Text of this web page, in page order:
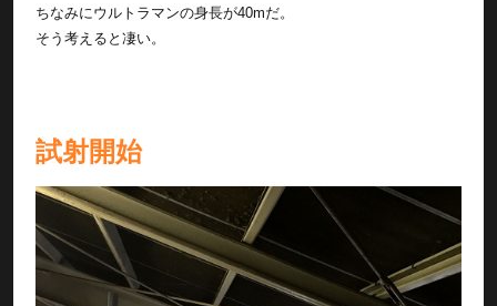
ちなみにウルトラマンの身長が40mだ。
そう考えると凄い。
試射開始